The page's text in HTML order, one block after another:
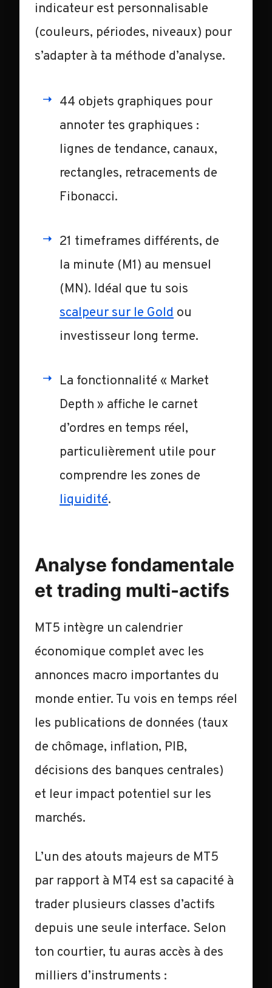
indicateur est personnalisable
(couleurs, périodes, niveaux) pour
s’adapter à ta méthode d’analyse.
44 objets graphiques pour
annoter tes graphiques :
lignes de tendance, canaux,
rectangles, retracements de
Fibonacci.
21 timeframes différents, de
la minute (M1) au mensuel
(MN). Idéal que tu sois
scalpeur sur le Gold ou
investisseur long terme.
La fonctionnalité « Market
Depth » affiche le carnet
d’ordres en temps réel,
particulièrement utile pour
comprendre les zones de
liquidité.
Analyse fondamentale
et trading multi-actifs
MT5 intègre un calendrier
économique complet avec les
annonces macro importantes du
monde entier. Tu vois en temps réel
les publications de données (taux
de chômage, inflation, PIB,
décisions des banques centrales)
et leur impact potentiel sur les
marchés.
L’un des atouts majeurs de MT5
par rapport à MT4 est sa capacité à
trader plusieurs classes d’actifs
depuis une seule interface. Selon
ton courtier, tu auras accès à des
milliers d’instruments :